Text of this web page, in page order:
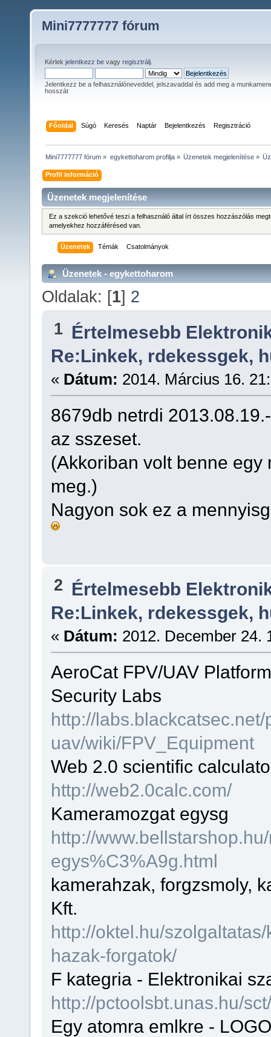
Mini7777777 fórum
Kérlek jelentkezz be vagy regisztrálj
Jelentkezz be a felhasználóneveddel, jelszavaddal és add meg a
hosszát
Főoldal Súgó Keresés Naptár Bejelentkezés Regisztráció
Mini7777777 fórum » egykettoharom profilja» Üzenetek megjelenítése»
Profil információ
Üzenetek megjelenítése
Ez a szekció lehetővé teszi a felhasználó által írt összes hozzászólás
amelyekhez hozzáférésed van.
Üzenetek Témák Csatolmányok
Üzenetek - egykettoharom
Oldalak: [1] 2
1 Értelmesebb
Re:Linkek, rdekessgek,
« Dátum: 2014. Március 16.
8679db netrdi
az sszeset.
(Akkoriban volt benne egy
meg.)
Nagyon sok ez a
2 Értelmesebb
Re:Linkek, rdekessgek,
« Dátum: 2012. December 24.
AeroCat FPV/UAV
Security Labs
http://
uav/wiki/FPV_Equipment
Web 2.0 scientific
http://web2.0calc.com/
Kameramozgat egysg
http://
egys%C3%A9g.html
kamerahzak, forgzsmoly,
Kft.
http://oktel.hu/
hazak-forgatok/
F kategria - Elektronikai
http://pctoolsbt.unas.hu/
Egy atomra emlkre -